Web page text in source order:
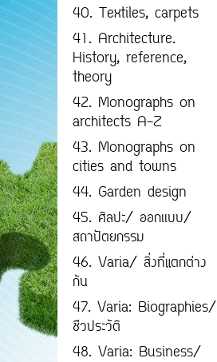
40. Textiles, carpets
41. Architecture.
History, reference,
theory
42. Monographs on
architects A-Z
43. Monographs on
cities and towns
44. Garden design
45. ศิลปะ/ ออกเเบบ/
สถาปัตยกรรม
46. Varia/ สิ่งที่แตกต่าง
กัน
47. Varia: Biographies/
ชีวประวัติ
48. Varia: Business/